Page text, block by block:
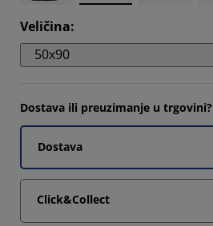
Veličina:
50x90
Dostava ili preuzimanje u trgovini?
Dostava
Click&Collect